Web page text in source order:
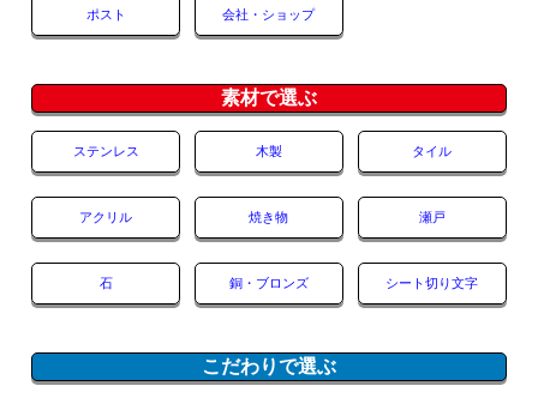
ポスト 会社・ショップ
素材で選ぶ
ステンレス 木製 タイル
アクリル 焼き物 瀬戸
石 銅・ブロンズ シート切り文字
こだわりで選ぶ